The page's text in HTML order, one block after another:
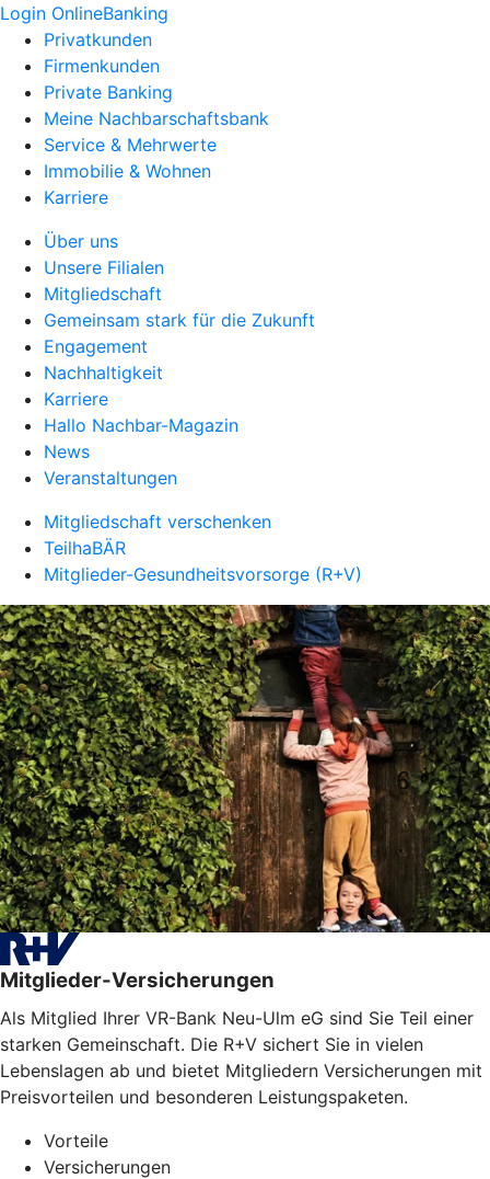
Login OnlineBanking
Privatkunden
Firmenkunden
Private Banking
Meine Nachbarschaftsbank
Service & Mehrwerte
Immobilie & Wohnen
Karriere
Über uns
Unsere Filialen
Mitgliedschaft
Gemeinsam stark für die Zukunft
Engagement
Nachhaltigkeit
Karriere
Hallo Nachbar-Magazin
News
Veranstaltungen
Mitgliedschaft verschenken
TeilhaBÄR
Mitglieder-Gesundheitsvorsorge (R+V)
Mitglieder-Versicherungen
Als Mitglied Ihrer VR-Bank Neu-Ulm eG sind Sie Teil einer
starken Gemeinschaft. Die R+V sichert Sie in vielen
Lebenslagen ab und bietet Mitgliedern Versicherungen mit
Preisvorteilen und besonderen Leistungspaketen.
Vorteile
Versicherungen